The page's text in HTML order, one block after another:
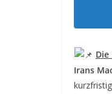
Die
Irans